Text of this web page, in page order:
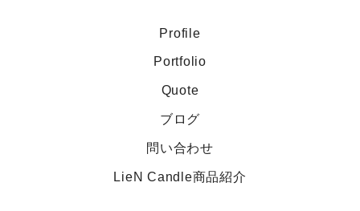
Profile
Portfolio
Quote
ブログ
問い合わせ
LieN Candle商品紹介